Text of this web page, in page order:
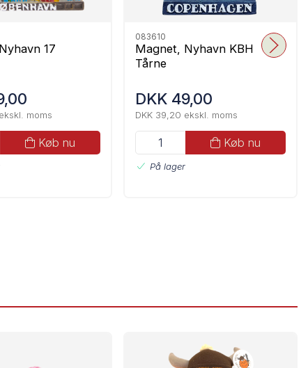
17
moms
Køb nu
083610
Magnet, Nyhavn KBH
Tårne
DKK 49,00
DKK 39,20 ekskl. moms
Køb nu
På lager